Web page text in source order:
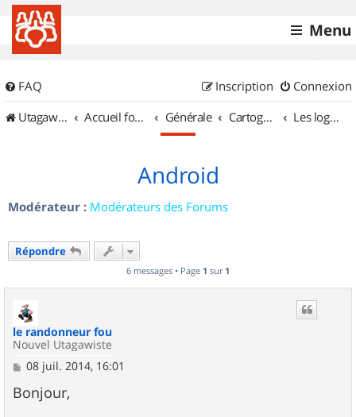
Menu
FAQ Connexion
Inscription
UtagawaVTT (Randos VTT et VTTAE avec traces GPS)
Accueil forum Générale Cartographie et GPS Les logiciels
Android
Modérateur : Modérateurs des Forums
Répondre
6 messages • Page 1 sur 1
le randonneur fou
Nouvel Utagawiste
M
s
s
08 juil. 2014, 16:01
Bonjour,